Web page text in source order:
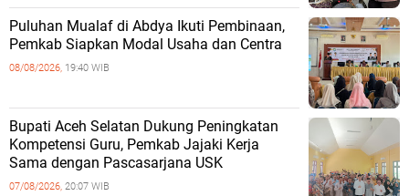
Puluhan Mualaf di Abdya Ikuti Pembinaan,
Pemkab Siapkan Modal Usaha dan Centra
08/08/2026, 19:40 WIB
Bupati Aceh Selatan Dukung Peningkatan
Kompetensi Guru, Pemkab Jajaki Kerja
Sama dengan Pascasarjana USK
07/08/2026, 20:07 WIB